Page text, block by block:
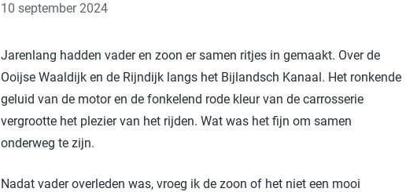
10 september 2024
Jarenlang hadden vader en zoon er samen ritjes in gemaakt. Over de
Ooijse Waaldijk en de Rijndijk langs het Bijlandsch Kanaal. Het ronkende
geluid van de motor en de fonkelend rode kleur van de carrosserie
vergrootte het plezier van het rijden. Wat was het fijn om samen
onderweg te zijn.
Nadat vader overleden was, vroeg ik de zoon of het niet een mooi